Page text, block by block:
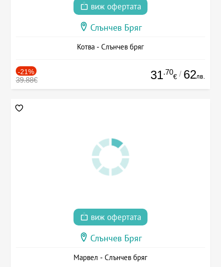
виж офертата
Слънчев Бряг
Котва - Слънчев бряг
-21%
39.88€ 31.70
€ / 62лв.
виж офертата
Слънчев Бряг
Марвел - Слънчев бряг